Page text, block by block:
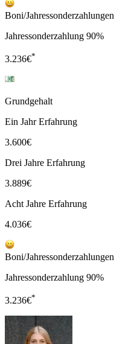
Boni/Jahressonderzahlungen
Jahressonderzahlung 90%
3.236€*
Grundgehalt
Ein Jahr Erfahrung
3.600€
Drei Jahre Erfahrung
3.889€
Acht Jahre Erfahrung
4.036€
Boni/Jahressonderzahlungen
Jahressonderzahlung 90%
3.236€*